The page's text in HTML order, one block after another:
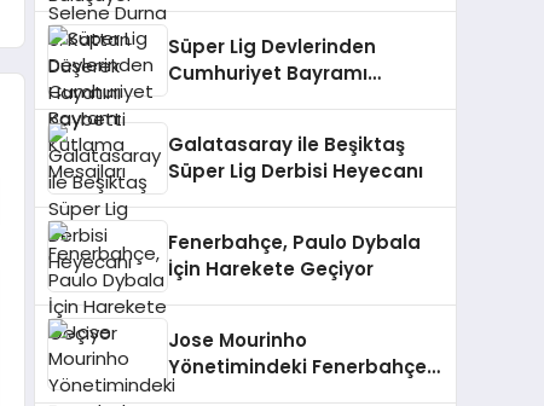
Süper Lig Devlerinden
Cumhuriyet Bayramı
Galatasaray ile Beşiktaş
Süper Lig Derbisi Heyecanı
Fenerbahçe, Paulo Dybala
İçin Harekete Geçiyor
Jose Mourinho
Yönetimindeki Fenerbahçe,
Bodrum FK’yi Ağırlıyor